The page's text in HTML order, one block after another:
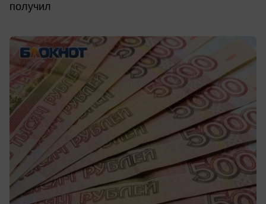
получил